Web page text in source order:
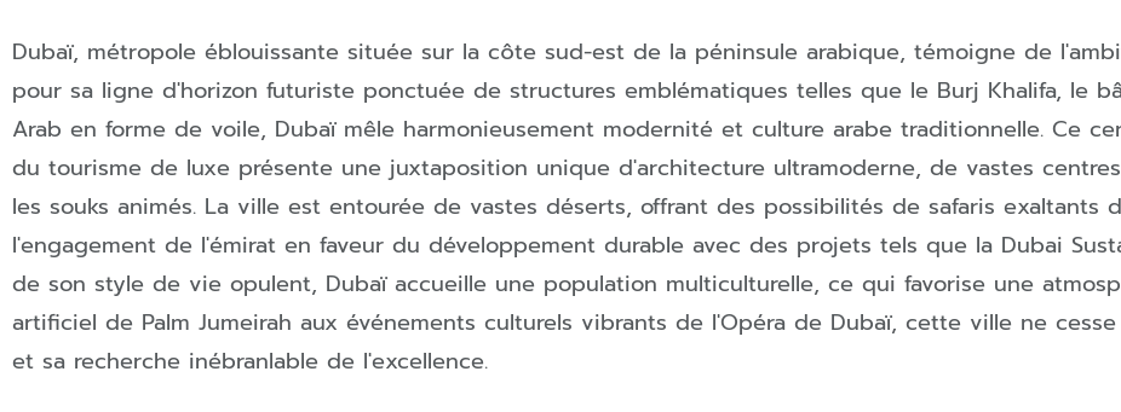
Dubaï, métropole éblouissante située sur la côte sud-est de la péninsule arabique, témoigne de
pour sa ligne d'horizon futuriste ponctuée de structures emblématiques telles que le Burj Khalifa, le
Arab en forme de voile, Dubaï mêle harmonieusement modernité et culture arabe traditionnelle. Ce
du tourisme de luxe présente une juxtaposition unique d'architecture ultramoderne, de vastes
les souks animés. La ville est entourée de vastes déserts, offrant des possibilités de safaris
l'engagement de l'émirat en faveur du développement durable avec des projets tels que la Dubai
de son style de vie opulent, Dubaï accueille une population multiculturelle, ce qui favorise une
artificiel de Palm Jumeirah aux événements culturels vibrants de l'Opéra de Dubaï, cette ville ne
et sa recherche inébranlable de l'excellence.